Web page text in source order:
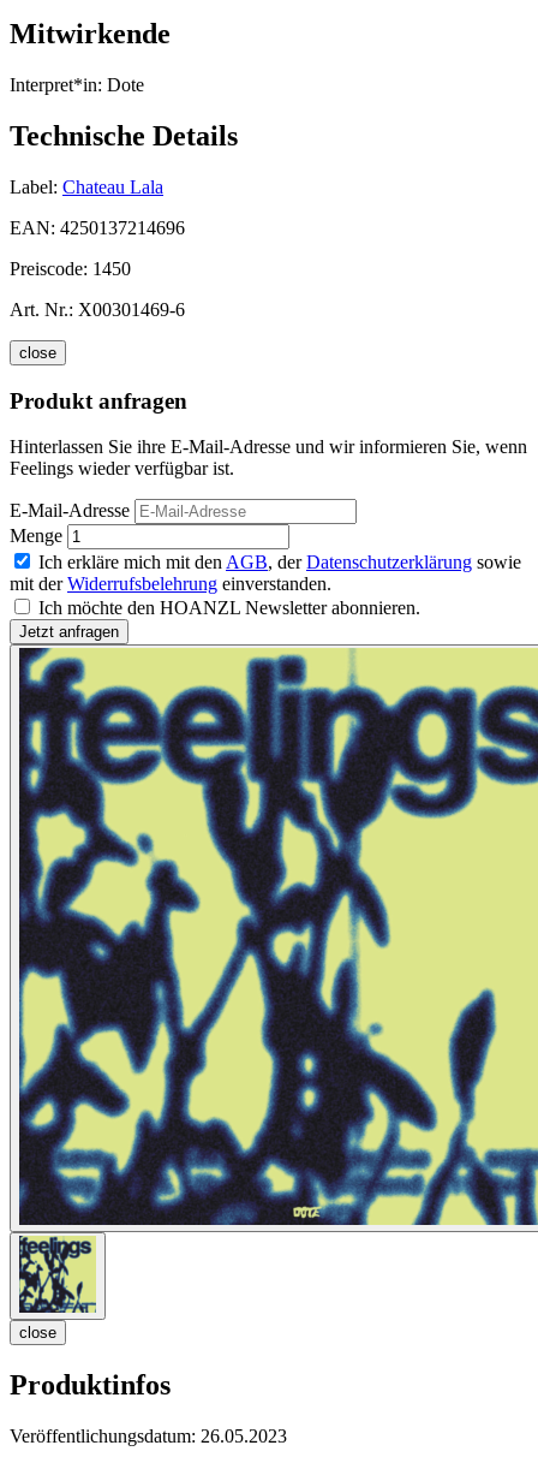
Mitwirkende
Interpret*in: Dote
Technische Details
Label: Chateau Lala
EAN: 4250137214696
Preiscode: 1450
Art. Nr.: X00301469-6
close
Produkt anfragen
Hinterlassen Sie ihre E-Mail-Adresse und wir informieren Sie, wenn
Feelings wieder verfügbar ist.
E-Mail-Adresse
Menge
Ich erkläre mich mit den AGB, derDatenschutzerklärung sowie
mit derWiderrufsbelehrung einverstanden.
Ich möchte den HOANZL Newsletter abonnieren.
close
Produktinfos
Veröffentlichungsdatum: 26.05.2023